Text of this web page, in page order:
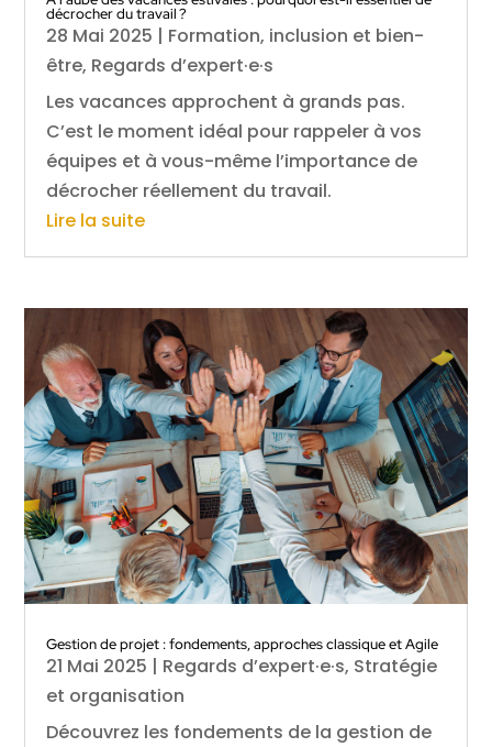
décrocher du travail ?
28 Mai 2025 | Formation, inclusion et bien-
être, Regards d’expert·e·s
Les vacances approchent à grands pas.
C’est le moment idéal pour rappeler à vos
équipes et à vous-même l’importance de
décrocher réellement du travail.
Lire la suite
Gestion de projet : fondements, approches classique et Agile
21 Mai 2025 | Regards d’expert·e·s, Stratégie
et organisation
Découvrez les fondements de la gestion de